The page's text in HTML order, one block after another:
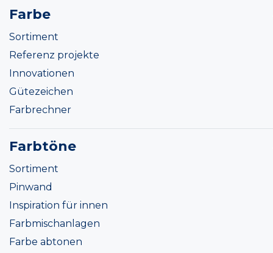
Farbe
Sortiment
Referenz projekte
Innovationen
Gütezeichen
Farbrechner
Farbtöne
Sortiment
Pinwand
Inspiration für innen
Farbmischanlagen
Farbe abtonen